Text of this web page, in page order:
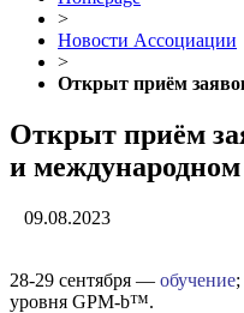
>
Новости Ассоциации
>
Открыт приём
Открыт приём
и
09.08.2023
28-29 сентября — обучение
уровня GPM-b™.